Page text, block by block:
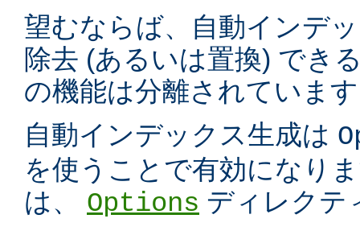
望むならば、自動インデ
除去 (あるいは置換) でき
の機能は分離されていま
自動インデックス生成は
を使うことで有効になり
は、 Options ディレクテ